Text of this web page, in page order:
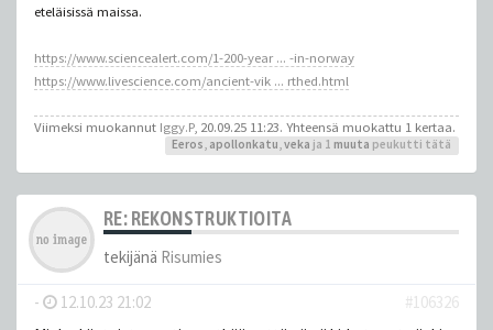
eteläisissä maissa.
https://www.sciencealert.com/1-200-year ... -in-norway
https://www.livescience.com/ancient-vik ... rthed.html
Viimeksi muokannut Iggy.P, 20.09.25 11:23. Yhteensä muokattu 1 kertaa.
Eeros, apollonkatu,veka ja 1 muuta peukutti tätä
RE: REKONSTRUKTIOITA
tekijänä Risumies
- 12.10.23 21:02
#106326